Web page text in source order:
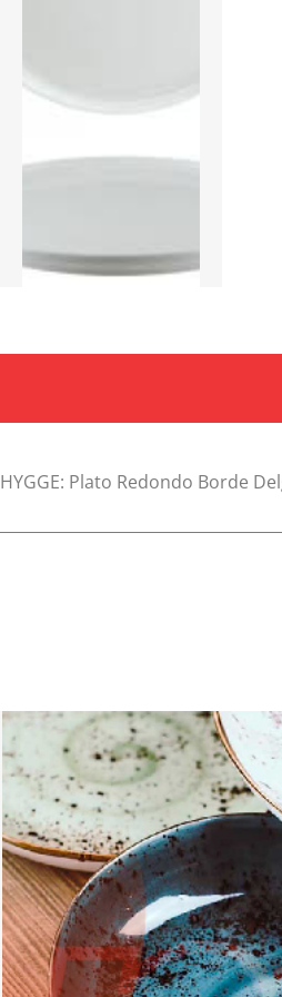
HYGGE: Plato Redondo Borde